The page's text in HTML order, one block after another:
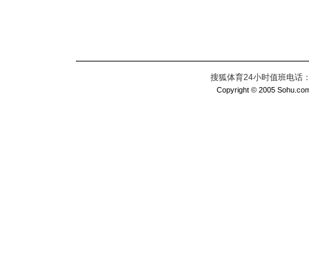
搜狐体育24小时值班电话
Copyright © 2005